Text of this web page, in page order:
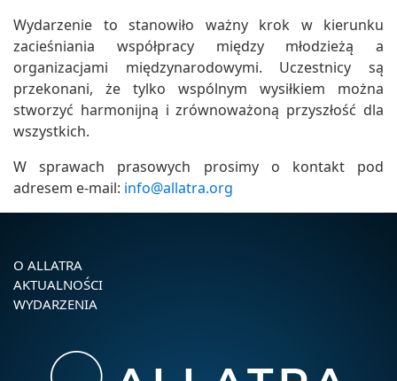
Wydarzenie to stanowiło ważny krok w kierunku
zacieśniania współpracy między młodzieżą a
organizacjami międzynarodowymi. Uczestnicy są
przekonani, że tylko wspólnym wysiłkiem można
stworzyć harmonijną i zrównoważoną przyszłość dla
wszystkich.
W sprawach prasowych prosimy o kontakt pod
adresem e-mail: info@allatra.org
O ALLATRA
AKTUALNOŚCI
WYDARZENIA